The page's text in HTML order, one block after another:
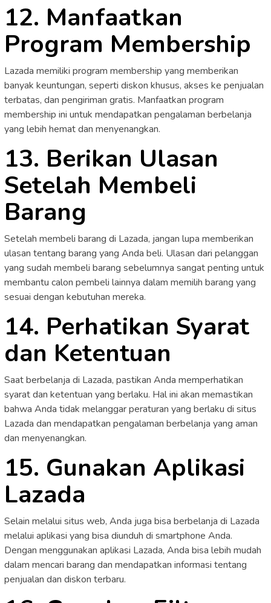
12. Manfaatkan
Program Membership
Lazada memiliki program membership yang memberikan
banyak keuntungan, seperti diskon khusus, akses ke penjualan
terbatas, dan pengiriman gratis. Manfaatkan program
membership ini untuk mendapatkan pengalaman berbelanja
yang lebih hemat dan menyenangkan.
13. Berikan Ulasan
Setelah Membeli
Barang
Setelah membeli barang di Lazada, jangan lupa memberikan
ulasan tentang barang yang Anda beli. Ulasan dari pelanggan
yang sudah membeli barang sebelumnya sangat penting untuk
membantu calon pembeli lainnya dalam memilih barang yang
sesuai dengan kebutuhan mereka.
14. Perhatikan Syarat
dan Ketentuan
Saat berbelanja di Lazada, pastikan Anda memperhatikan
syarat dan ketentuan yang berlaku. Hal ini akan memastikan
bahwa Anda tidak melanggar peraturan yang berlaku di situs
Lazada dan mendapatkan pengalaman berbelanja yang aman
dan menyenangkan.
15. Gunakan Aplikasi
Lazada
Selain melalui situs web, Anda juga bisa berbelanja di Lazada
melalui aplikasi yang bisa diunduh di smartphone Anda.
Dengan menggunakan aplikasi Lazada, Anda bisa lebih mudah
dalam mencari barang dan mendapatkan informasi tentang
penjualan dan diskon terbaru.